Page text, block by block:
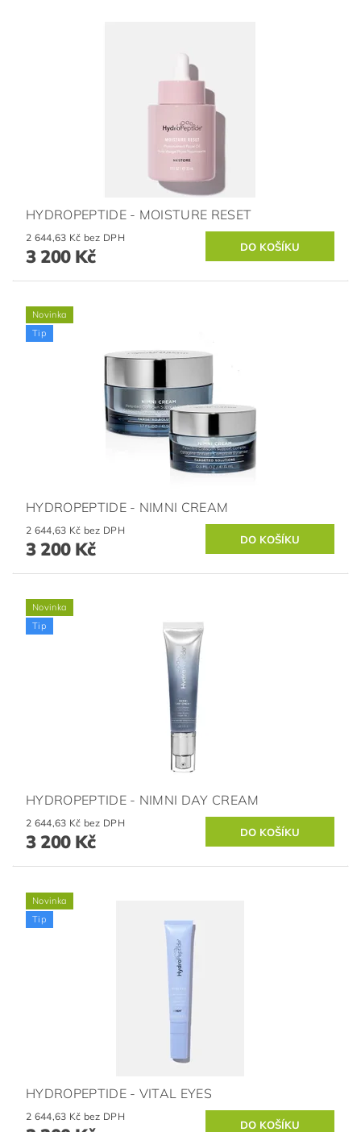
HYDROPEPTIDE - MOISTURE RESET
2 644,63 Kč bez DPH
3 200 Kč
Novinka
Tip
HYDROPEPTIDE - NIMNI CREAM
2 644,63 Kč bez DPH
3 200 Kč
Novinka
Tip
HYDROPEPTIDE - NIMNI DAY CREAM
2 644,63 Kč bez DPH
3 200 Kč
Novinka
Tip
HYDROPEPTIDE - VITAL EYES
2 644,63 Kč bez DPH